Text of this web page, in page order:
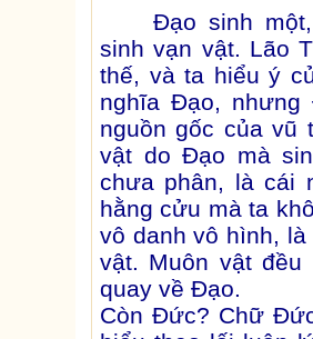
Đạo sinh
sinh vạn vật. Lão
thế, và ta hiểu ý
nghĩa Đạo,
nguồn gốc của vũ
vật do Đạo mà
chưa phân, là cái
hằng cửu mà ta
vô danh vô hình,
vật. Muôn vật
quay về Đạo.
Còn Đức? Chữ